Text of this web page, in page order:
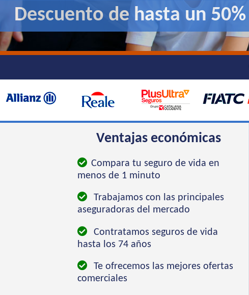
Descuento de hasta un 50%
Ventajas económicas
Compara tu seguro de vida en
menos de 1 minuto
Trabajamos con las principales
aseguradoras del mercado
Contratamos seguros de vida
hasta los 74 años
Te ofrecemos las mejores ofertas
comerciales